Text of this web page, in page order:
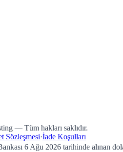
— Tüm hakları saklıdır.
Sözleşmesi·İade Koşulları
6 Ağu 2026 tarihinde alınan